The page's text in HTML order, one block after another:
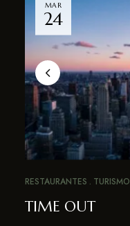
MAR
24
RESTAURANTES TURISMO
TIME OUT